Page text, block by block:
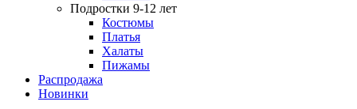
Подростки 9-12 лет
Костюмы
Платья
Халаты
Пижамы
Распродажа
Новинки